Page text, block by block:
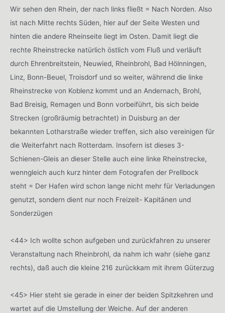
Wir sehen den Rhein, der nach links fließt = Nach Norden. Also
ist nach Mitte rechts Süden, hier auf der Seite Westen und
hinten die andere Rheinseite liegt im Osten. Damit liegt die
rechte Rheinstrecke natürlich östlich vom Fluß und verläuft
durch Ehrenbreitstein, Neuwied, Rheinbrohl, Bad Hölnningen,
Linz, Bonn-Beuel, Troisdorf und so weiter, während die linke
Rheinstrecke von Koblenz kommt und an Andernach, Brohl,
Bad Breisig, Remagen und Bonn vorbeiführt, bis sich beide
Strecken (großräumig betrachtet) in Duisburg an der
bekannten Lotharstraße wieder treffen, sich also vereinigen für
die Weiterfahrt nach Rotterdam. Insofern ist dieses 3-
Schienen-Gleis an dieser Stelle auch eine linke Rheinstrecke,
wenngleich auch kurz hinter dem Fotografen der Prellbock
steht = Der Hafen wird schon lange nicht mehr für Verladungen
genutzt, sondern dient nur noch Freizeit- Kapitänen und
Sonderzügen
<44> Ich wollte schon aufgeben und zurückfahren zu unserer
Veranstaltung nach Rheinbrohl, da nahm ich wahr (siehe ganz
rechts), daß auch die kleine 216 zurückkam mit ihrem Güterzug
<45> Hier steht sie gerade in einer der beiden Spitzkehren und
wartet auf die Umstellung der Weiche. Auf der anderen